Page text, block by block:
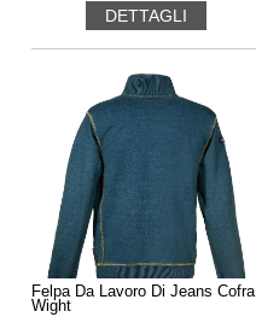
DETTAGLI
Felpa Da Lavoro Di Jeans Cofra
Wight